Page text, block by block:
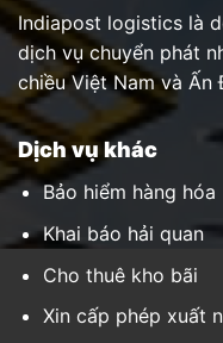
Indiapost logistics là
dịch vụ chuyển phát
chiều Việt Nam và Ấn
Dịch vụ khác
Bảo hiểm hàng hóa
Khai báo hải quan
Cho thuê kho bãi
Xin cấp phép xuất